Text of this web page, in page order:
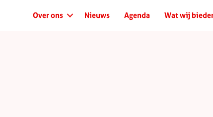
Over ons Nieuws Agenda Wat wij